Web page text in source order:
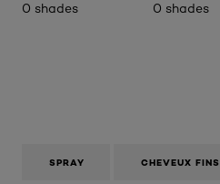
0 shades 0 shades
SPRAY CHEVEUX FINS